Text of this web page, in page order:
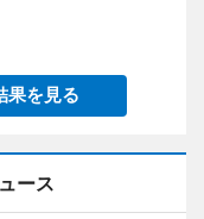
果を見る
ース